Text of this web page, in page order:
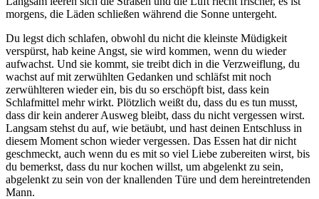
morgens, die Läden schließen während die Sonne untergeht.
Du legst dich schlafen, obwohl du nicht die kleinste Müdigkeit
verspürst, hab keine Angst, sie wird kommen, wenn du wieder
aufwachst. Und sie kommt, sie treibt dich in die Verzweiflung, du
wachst auf mit zerwühlten Gedanken und schläfst mit noch
zerwühlteren wieder ein, bis du so erschöpft bist, dass kein
Schlafmittel mehr wirkt. Plötzlich weißt du, dass du es tun musst,
dass dir kein anderer Ausweg bleibt, dass du nicht vergessen wirst.
Langsam stehst du auf, wie betäubt, und hast deinen Entschluss in
diesem Moment schon wieder vergessen. Das Essen hat dir nicht
geschmeckt, auch wenn du es mit so viel Liebe zubereiten wirst, bis
du bemerkst, dass du nur kochen willst, um abgelenkt zu sein,
abgelenkt zu sein von der knallenden Türe und dem hereintretenden
Mann.